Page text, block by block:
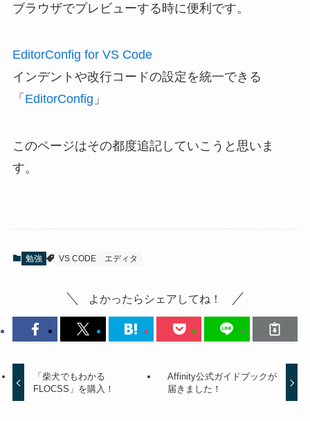
ブラウザでプレビューする時に便利です。
EditorConfig for VS Code
インデントや改行コードの設定を統一できる
「 EditorConfig 」
このページはその都度追記していこうと思いま
す。
勉強 VS CODE エディタ
よかったらシェアしてね！
「柴犬でもわかる
FLOCSS」を購入！
Affinity公式ガイドブックが
届きました！